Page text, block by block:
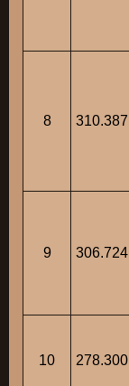
8 310.387
9 306.724
10 278.300